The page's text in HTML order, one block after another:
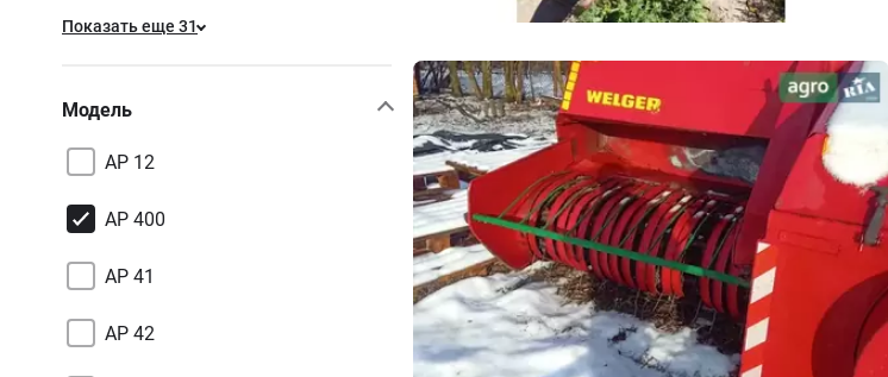
Показать еще 31
Модель
AP 12
AP 400
AP 41
AP 42